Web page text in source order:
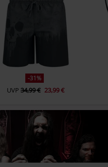
-31%
UVP 34,99 € 23,99 €